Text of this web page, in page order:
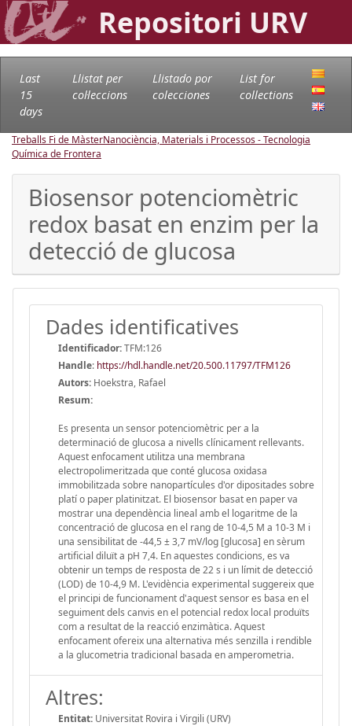
Repositori URV
Last
15
days
Llistat per
col·leccions
Llistado por
colecciones
List for
collections
Treballs Fi de MàsterNanociència, Materials i Processos - Tecnologia
Química de Frontera
Biosensor potenciomètric
redox basat en enzim per la
detecció de glucosa
Dades identificatives
Identificador:TFM:126
Handle: https://hdl.handle.net/20.500.11797/TFM126
Autors: Hoekstra, Rafael
Resum:
Es presenta un sensor potenciomètric per a la
determinació de glucosa a nivells clínicament rellevants.
Aquest enfocament utilitza una membrana
electropolimeritzada que conté glucosa oxidasa
immobilitzada sobre nanopartícules d'or dipositades sobre
platí o paper platinitzat. El biosensor basat en paper va
mostrar una dependència lineal amb el logaritme de la
concentració de glucosa en el rang de 10-4,5 M a 10-3 M i
una sensibilitat de -44,5 ± 3,7 mV/log [glucosa] en sèrum
artificial diluït a pH 7,4. En aquestes condicions, es va
obtenir un temps de resposta de 22 s i un límit de detecció
(LOD) de 10-4,9 M. L'evidència experimental suggereix que
el principi de funcionament d'aquest sensor es basa en el
seguiment dels canvis en el potencial redox local produïts
com a resultat de la reacció enzimàtica. Aquest
enfocament ofereix una alternativa més senzilla i rendible
a la glucometria tradicional basada en amperometria.
Altres:
Entitat: Universitat Rovira i Virgili (URV)